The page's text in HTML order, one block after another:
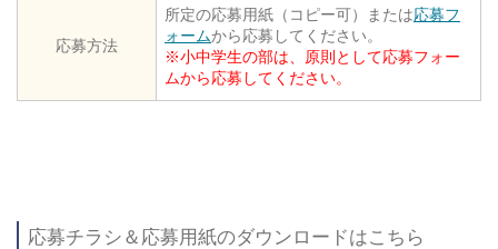
応募方法
所定の応募用紙（コピー可）または応募フ
ォームから応募してください。
※小中学生の部は、原則として応募フォー
ムから応募してください。
応募チラシ＆応募用紙のダウンロードはこちら